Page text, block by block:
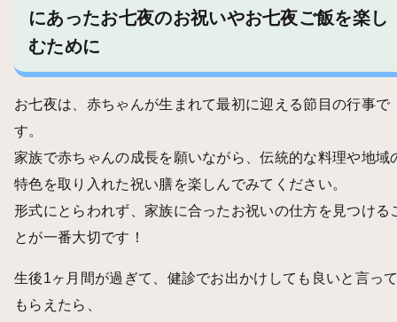
にあったお七夜のお祝いやお七夜ご飯を楽し
むために
お七夜は、赤ちゃんが生まれて最初に迎える節目の行事で
す。
家族で赤ちゃんの成長を願いながら、伝統的な料理や地域
特色を取り入れた祝い膳を楽しんでみてください。
形式にとらわれず、家族に合ったお祝いの仕方を見つける
とが一番大切です！
生後1ヶ月間が過ぎて、健診でお出かけしても良いと言っ
もらえたら、